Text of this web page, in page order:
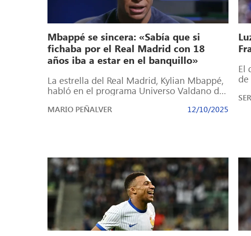
Mbappé se sincera: «Sabía que si
fichaba por el Real Madrid con 18
años iba a estar en el banquillo»
La estrella del Real Madrid, Kylian Mbappé,
habló en el programa Universo Valdano de
artillero […]
MARIO PEÑALVER 12/10/2025
El